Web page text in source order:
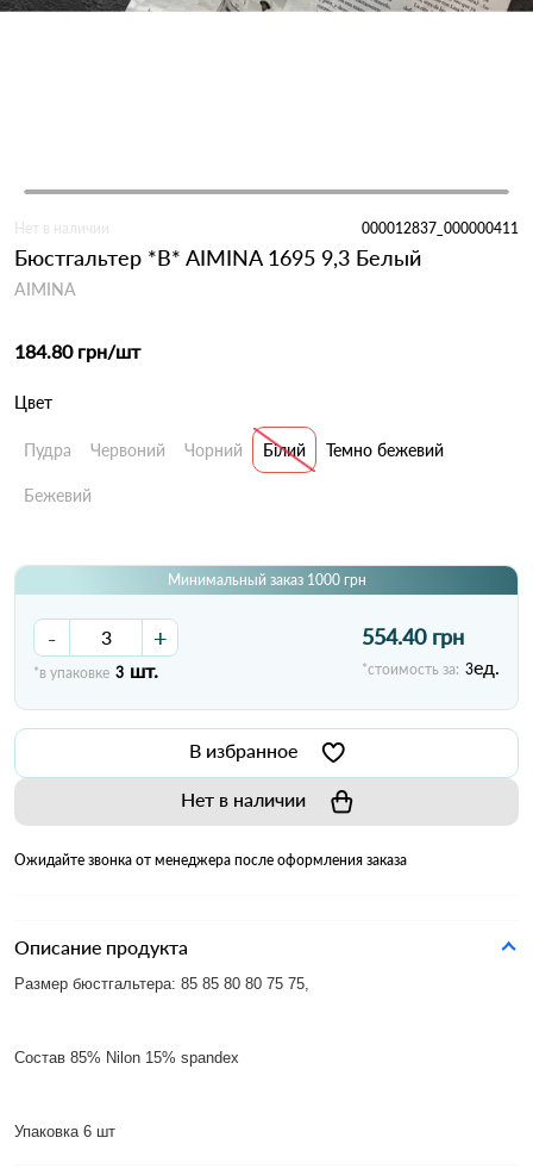
Нет в наличии 000012837_000000411
Бюстгальтер *B* AIMINA 1695 9,3 Белый
AIMINA
184.80 грн/шт
Цвет
Пудра Червоний Чорний Білий Темно бежевий
Бежевий
Минимальный заказ 1000 грн
- +
*в упаковке 3 шт.
554.40 грн
*стоимость за: 3ед.
В избранное
Нет в наличии
Ожидайте звонка от менеджера после оформления заказа
Описание продукта
Размер бюстгальтера: 85 85 80 80 75 75,
Состав 85% Nilon 15% spandex
Упаковка 6 шт